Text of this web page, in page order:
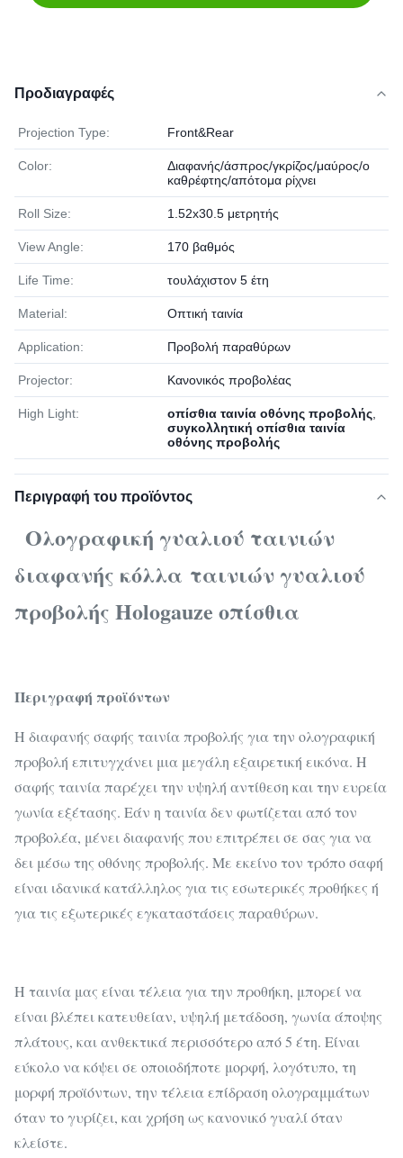
Προδιαγραφές
Projection Type: Front&Rear
Color:
Διαφανής/άσπρος/γκρίζος/μαύρος/ο
καθρέφτης/απότομα ρίχνει
Roll Size: 1.52x30.5 μετρητής
View Angle: 170 βαθμός
Life Time: τουλάχιστον 5 έτη
Material: Οπτική ταινία
Application: Προβολή παραθύρων
Projector: Κανονικός προβολέας
High Light: οπίσθια ταινία οθόνης προβολής
συγκολλητική οπίσθια ταινία
οθόνης προβολής
Περιγραφή του προϊόντος
Ολογραφική γυαλιού ταινιών
διαφανής κόλλα ταινιών γυαλιού
προβολής Hologauze οπίσθια
Περιγραφή προϊόντων
Η διαφανής σαφής ταινία προβολής για την ολογραφική
προβολή επιτυγχάνει μια μεγάλη εξαιρετική εικόνα. Η
σαφής ταινία παρέχει την υψηλή αντίθεση και την ευρεία
γωνία εξέτασης. Εάν η ταινία δεν φωτίζεται από τον
προβολέα, μένει διαφανής που επιτρέπει σε σας για να
δει μέσω της οθόνης προβολής. Με εκείνο τον τρόπο σαφή
είναι ιδανικά κατάλληλος για τις εσωτερικές προθήκες ή
για τις εξωτερικές εγκαταστάσεις παραθύρων.
Η ταινία μας είναι τέλεια για την προθήκη, μπορεί να
είναι βλέπει κατευθείαν, υψηλή μετάδοση, γωνία άποψης
πλάτους, και ανθεκτικά περισσότερο από 5 έτη. Είναι
εύκολο να κόψει σε οποιοδήποτε μορφή, λογότυπο, τη
μορφή προϊόντων, την τέλεια επίδραση ολογραμμάτων
όταν το γυρίζει, και χρήση ως κανονικό γυαλί όταν
κλείστε.